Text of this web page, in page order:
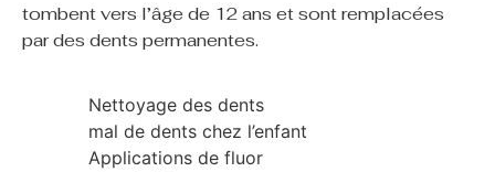
tombent vers l’âge de 12 ans et sont remplacées
par des dents permanentes.
Nettoyage des dents
mal de dents chez l’enfant
Applications de fluor